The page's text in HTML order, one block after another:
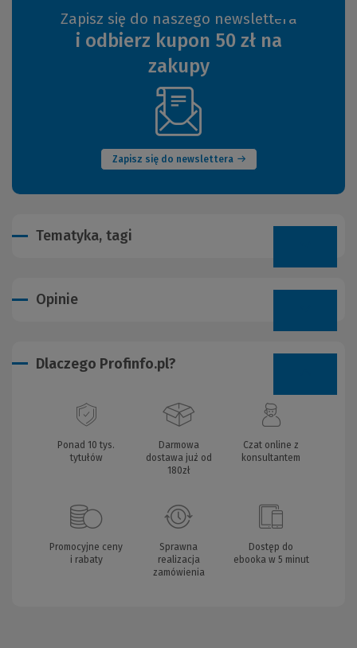
Zapisz się do naszego newslettera
i odbierz kupon 50 zł na
zakupy
Zapisz się do newslettera
(Nowe
okno)
Tematyka, tagi
Opinie
Dlaczego Profinfo.pl?
Ponad 10 tys.
tytułów
Darmowa
dostawa już od
180zł
Czat online z
konsultantem
Promocyjne ceny
i rabaty
Sprawna
realizacja
zamówienia
Dostęp do
ebooka w 5 minut